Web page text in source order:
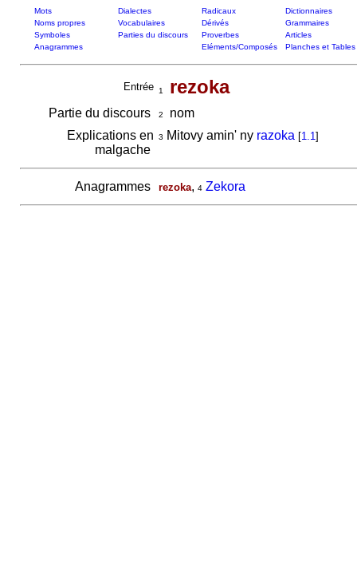
Mots Dialectes Radicaux
Dictionnaires
Noms propres
Vocabulaires Dérivés
Grammaires
Symboles
Parties du discours Proverbes
Articles
Anagrammes
Eléments/Composés Planches et Tables
Entrée 1 rezoka
Partie du discours 2
nom
Explications en
malgache
3 Mitovy amin' ny razoka [1.1]
Anagrammes rezoka, 4 Zekora